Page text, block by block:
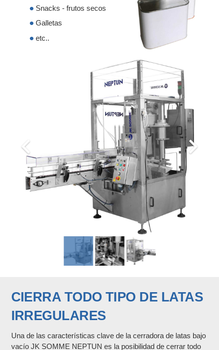
Snacks - frutos secos
Galletas
etc..
CIERRA TODO TIPO DE LATAS
IRREGULARES
Una de las características clave de la cerradora de latas bajo
vacío JK SOMME NEPTUN es la posibilidad de cerrar todo